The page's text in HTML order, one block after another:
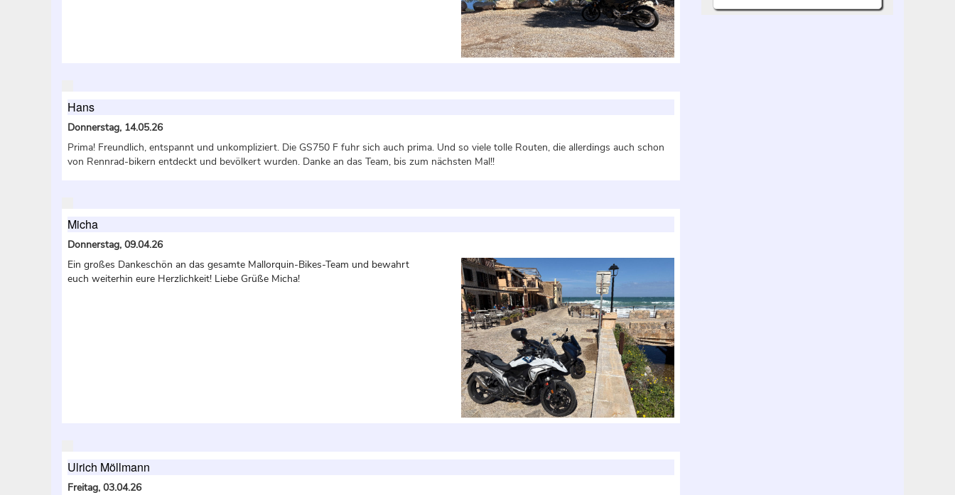
Hans
Donnerstag, 14.05.26
Prima! Freundlich, entspannt und unkompliziert. Die GS750 F fuhr sich auch prima. Und so viele tolle Routen, die allerdings auch schon
von Rennrad-bikern entdeckt und bevölkert wurden. Danke an das Team, bis zum nächsten Mal!!
Micha
Donnerstag, 09.04.26
Ein großes Dankeschön an das gesamte Mallorquin-Bikes-Team und bewahrt
euch weiterhin eure Herzlichkeit! Liebe Grüße Micha!
Ulrich Möllmann
Freitag, 03.04.26